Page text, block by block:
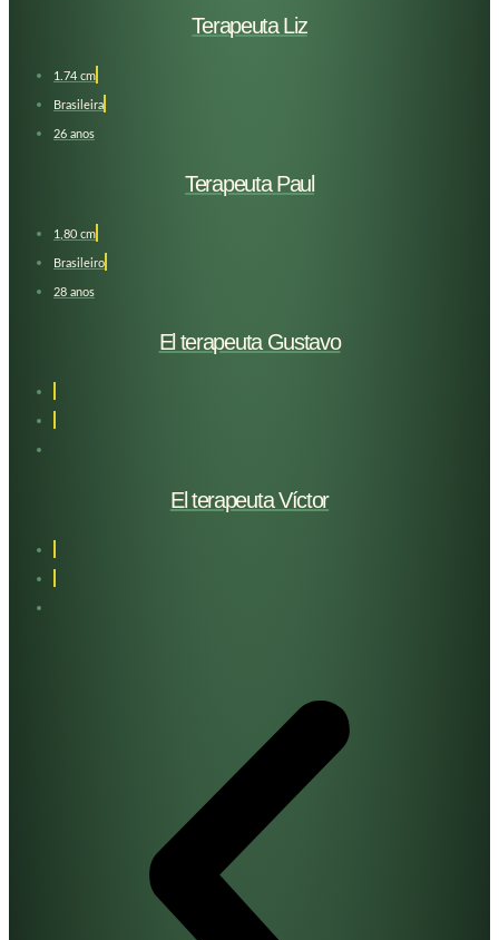
Terapeuta Liz
1.74 cm
Brasileira
26 anos
Terapeuta Paul
1,80 cm
Brasileiro
28 anos
El terapeuta Gustavo
El terapeuta Víctor